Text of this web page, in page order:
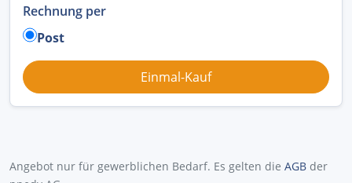
Rechnung per
Post
Angebot nur für gewerblichen Bedarf. Es gelten die AGB der